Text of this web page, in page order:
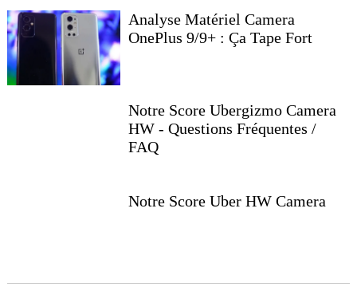
Analyse Matériel Camera
OnePlus 9/9+ : Ça Tape Fort
Notre Score Ubergizmo Camera
HW - Questions Fréquentes /
FAQ
Notre Score Uber HW Camera